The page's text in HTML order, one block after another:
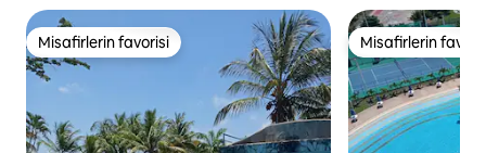
Misafirlerin favorisi
Misafirlerin favorisi Misafirlerin
Misafirlerin